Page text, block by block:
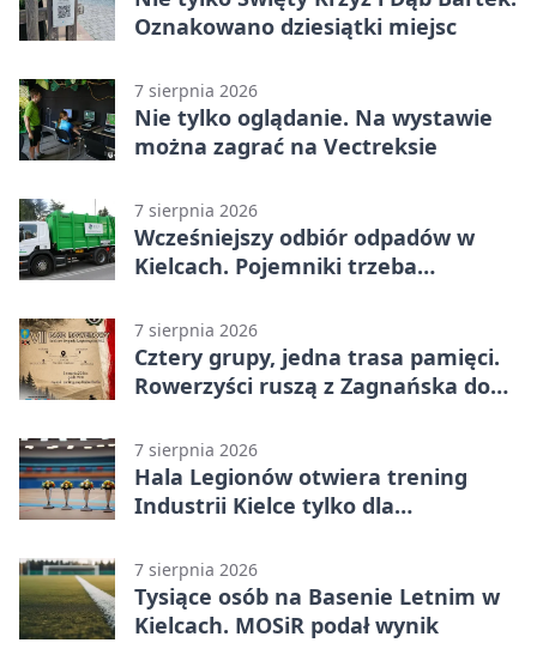
Oznakowano dziesiątki miejsc
7 sierpnia 2026
Nie tylko oglądanie. Na wystawie
można zagrać na Vectreksie
7 sierpnia 2026
Wcześniejszy odbiór odpadów w
Kielcach. Pojemniki trzeba
7 sierpnia 2026
Cztery grupy, jedna trasa pamięci.
Rowerzyści ruszą z Zagnańska do
7 sierpnia 2026
Hala Legionów otwiera trening
Industrii Kielce tylko dla
7 sierpnia 2026
Tysiące osób na Basenie Letnim w
Kielcach. MOSiR podał wynik